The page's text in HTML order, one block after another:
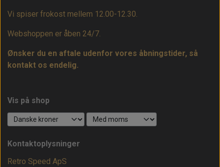
Vi spiser frokost mellem 12.00-12.30.
Webshoppen er åben 24/7.
Ønsker du en aftale udenfor vores åbningstider, så
kontakt os endelig.
Vis på shop
Kontaktoplysninger
Retro Speed ApS